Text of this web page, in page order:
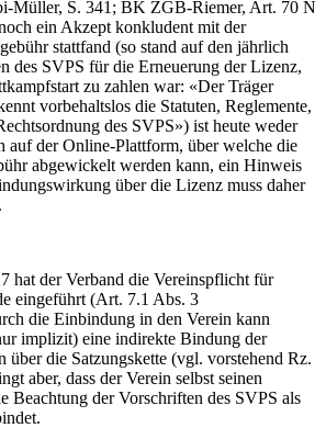
Müller, S. 341; BK ZGB-Riemer, Art. 70 N
ein Akzept konkludent mit der
stattfand (so stand auf den jährlich
des SVPS für die Erneuerung der Lizenz,
zu zahlen war: «Der Träger
vorbehaltslos die Statuten, Reglemente,
des SVPS») ist heute weder
auf der Online-Plattform, über welche die
abgewickelt werden kann, ein Hinweis
über die Lizenz muss daher
hat der Verband die Vereinspflicht für
eingeführt (Art. 7.1 Abs. 3
die Einbindung in den Verein kann
implizit) eine indirekte Bindung der
über die Satzungskette (vgl. vorstehend Rz.
aber, dass der Verein selbst seinen
Beachtung der Vorschriften des SVPS als